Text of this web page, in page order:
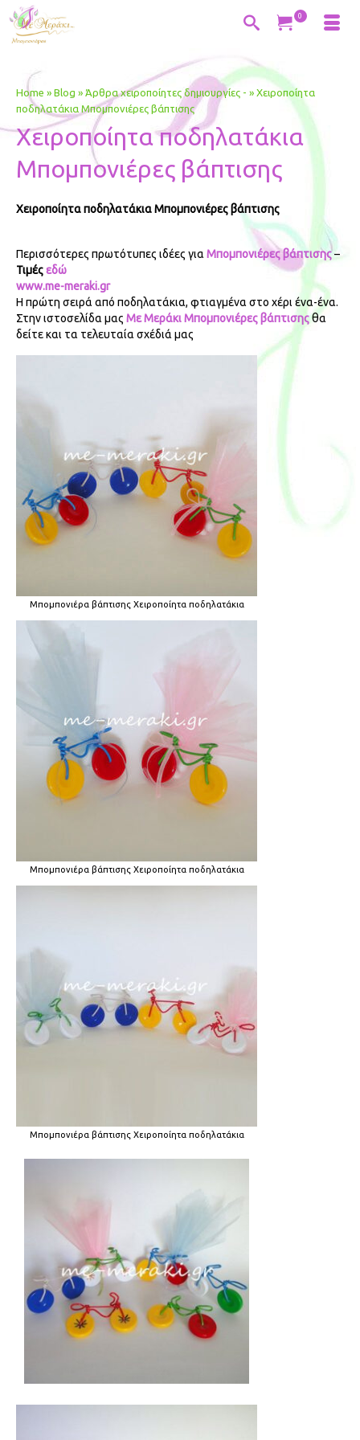
0
Home » Blog » Άρθρα χειροποίητες δημιουργίες - » Χειροποίητα
ποδηλατάκια Μπομπονιέρες βάπτισης
Χειροποίητα ποδηλατάκια
Μπομπονιέρες βάπτισης
Χειροποίητα ποδηλατάκια Μπομπονιέρες βάπτισης
Περισσότερες πρωτότυπες ιδέες για Μπομπονιέρες βάπτισης–
Τιμέςεδώ
www.me-meraki.gr
Η πρώτη σειρά από ποδηλατάκια, φτιαγμένα στο χέρι ένα-ένα.
Στην ιστοσελίδα μας Με Μεράκι Μπομπονιέρες βάπτισηςθα
δείτε και τα τελευταία σχέδιά μας
Μπομπονιέρα βάπτισης Χειροποίητα ποδηλατάκια
Μπομπονιέρα βάπτισης Χειροποίητα ποδηλατάκια
Μπομπονιέρα βάπτισης Χειροποίητα ποδηλατάκια